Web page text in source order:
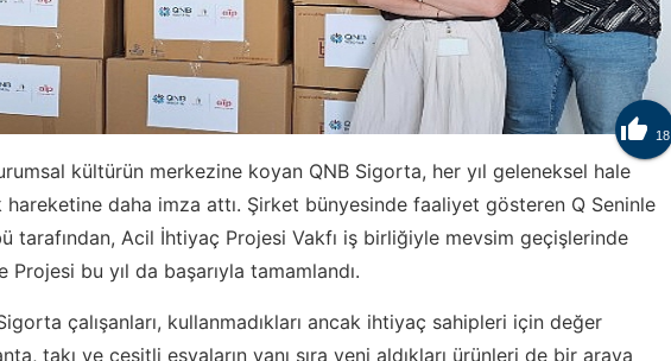
 18
kültürün merkezine koyan QNB Sigorta, her yıl geleneksel hale
daha imza attı. Şirket bünyesinde faaliyet gösteren Q Seninle
tarafından, Acil İhtiyaç Projesi Vakfı iş birliğiyle mevsim geçişlerinde
bu yıl da başarıyla tamamlandı.
çalışanları, kullanmadıkları ancak ihtiyaç sahipleri için değer
takı ve çeşitli eşyaların yanı sıra yeni aldıkları ürünleri de bir araya